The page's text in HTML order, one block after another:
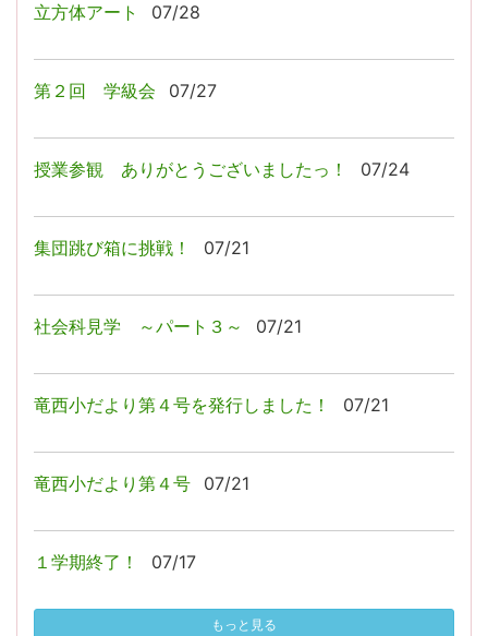
立方体アート 07/28
第２回 学級会 07/27
授業参観 ありがとうございましたっ！ 07/24
集団跳び箱に挑戦！ 07/21
社会科見学 ～パート３～ 07/21
竜西小だより第４号を発行しました！ 07/21
竜西小だより第４号 07/21
１学期終了！ 07/17
もっと見る